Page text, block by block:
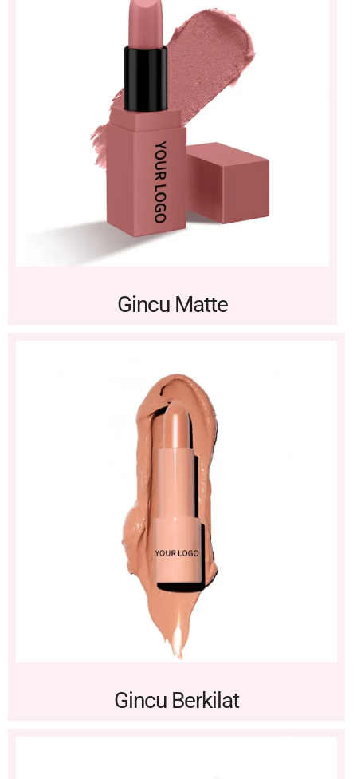
Gincu Matte
Gincu Berkilat